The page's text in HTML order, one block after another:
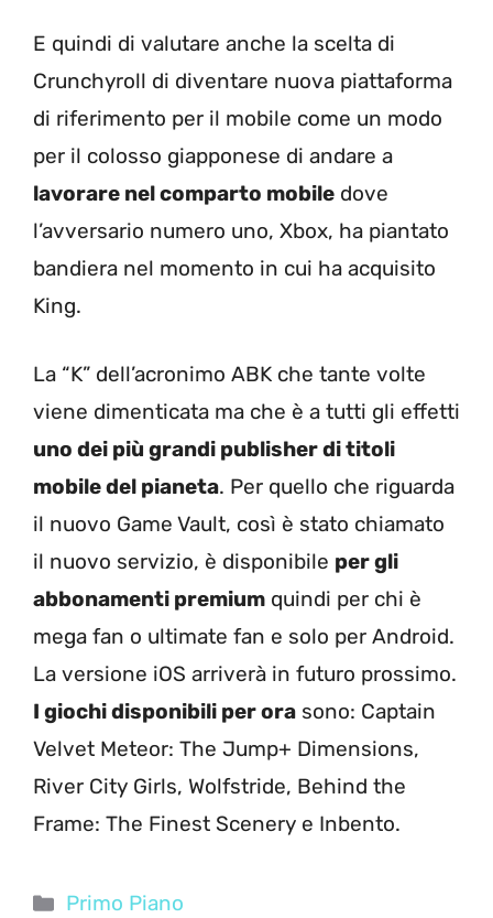
E quindi di valutare anche la scelta di
Crunchyroll di diventare nuova piattaforma
di riferimento per il mobile come un modo
per il colosso giapponese di andare a
lavorare nel comparto mobile dove
l’avversario numero uno, Xbox, ha piantato
bandiera nel momento in cui ha acquisito
King.
La “K” dell’acronimo ABK che tante volte
viene dimenticata ma che è a tutti gli effetti
uno dei più grandi publisher di titoli
mobile del pianeta. Per quello che riguarda
il nuovo Game Vault, così è stato chiamato
il nuovo servizio, è disponibile per gli
abbonamenti premium quindi per chi è
mega fan o ultimate fan e solo per Android.
La versione iOS arriverà in futuro prossimo.
I giochi disponibili per ora sono: Captain
Velvet Meteor: The Jump+ Dimensions,
River City Girls, Wolfstride, Behind the
Frame: The Finest Scenery e Inbento.
Categorie
Primo Piano